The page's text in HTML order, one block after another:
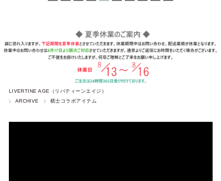
LIVERTINE AGE（リバティーンエイジ）
ARCHIVE
棋士コラボアイテム